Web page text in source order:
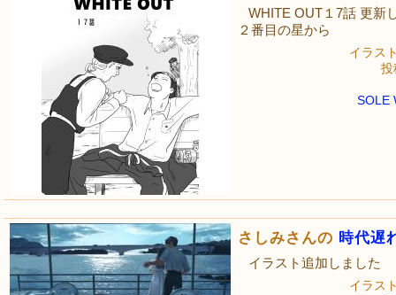
WHITE OUT１7話 更新
２番目の星から
イラス
投
SOLE
さしみさんの 時代遅
イラスト追加しました
イラス